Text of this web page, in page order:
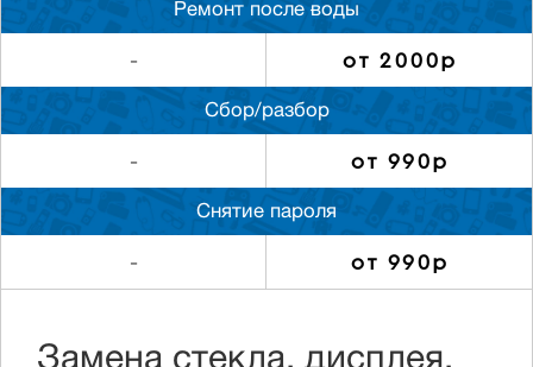
Ремонт после воды
- от 2000р
Сбор/разбор
- от 990р
Снятие пароля
- от 990р